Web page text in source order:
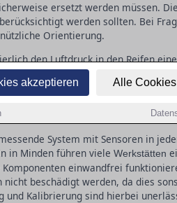
akzeptieren Alle
ersetzt werden müssen.
werden sollten. Bei
Orientierung.
den Luftdruck in den Reifen
ist RDKS für alle neu
Reifenwechsel darauf achten, dass
werden. Ein defekter Sensor
erhöhen.
System mit Sensoren in
in Minden führen viele Werkstätten
einwandfrei
beschädigt werden, da dies
und Kalibrierung sind hierbei